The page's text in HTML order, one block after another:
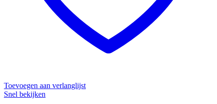
Toevoegen aan verlanglijst
Snel bekijken